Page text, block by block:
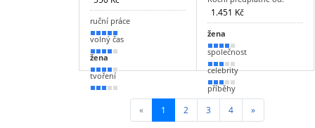
ruční práce
90 %
volný čas
80 %
žena
70 %
tvoření
60 %
1.451 Kč
žena
70 %
společnost
60 %
celebrity
60 %
příběhy
křížovky
30 %
« 1 (current)
2 3 4 »